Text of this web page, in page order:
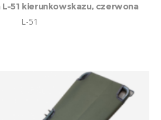
51 kierunkowskazu, czerwona
L-51